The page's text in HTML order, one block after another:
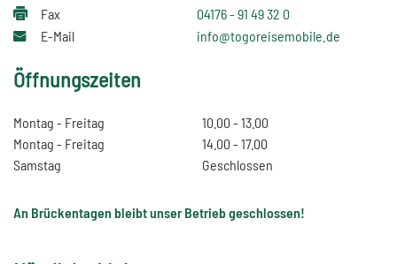
Fax
04176 - 91 49 32 0
E-Mail
info@togoreisemobile.de
Öffnungszeiten
Montag - Freitag
10.00 - 13.00
Montag - Freitag
14.00 - 17.00
Samstag
Geschlossen
An Brückentagen bleibt unser Betrieb geschlossen!